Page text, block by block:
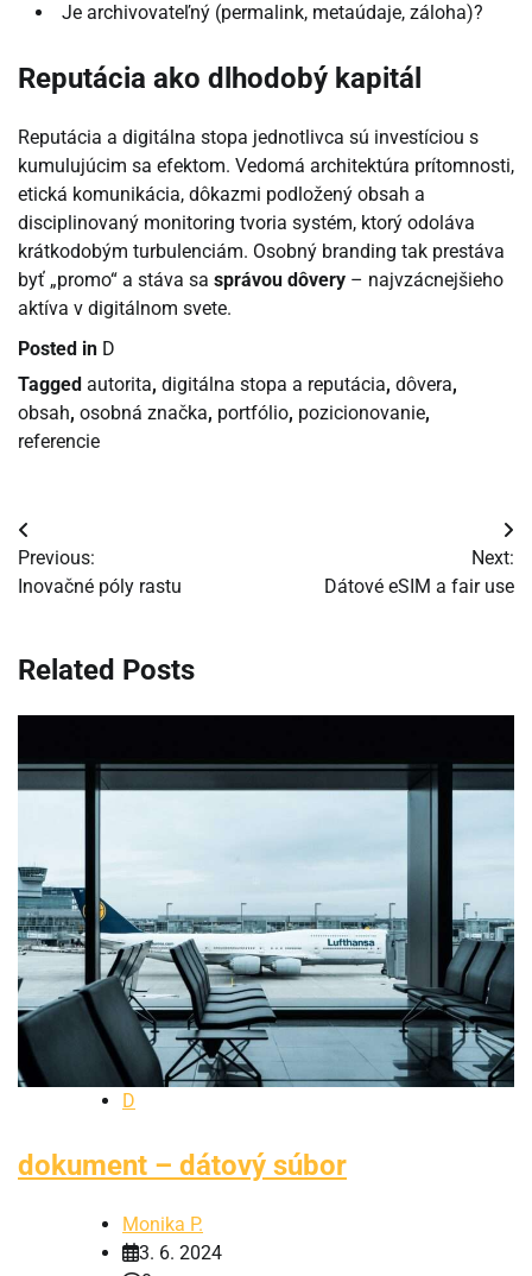
Je archivovateľný (permalink, metaúdaje, záloha)?
Reputácia ako dlhodobý kapitál
Reputácia a digitálna stopa jednotlivca sú investíciou s
kumulujúcim sa efektom. Vedomá architektúra prítomnosti,
etická komunikácia, dôkazmi podložený obsah a
disciplinovaný monitoring tvoria systém, ktorý odoláva
krátkodobým turbulenciám. Osobný branding tak prestáva
byť „promo“ a stáva sa správou dôvery – najvzácnejšieho
aktíva v digitálnom svete.
Posted in D
Tagged autorita, digitálna stopa a reputácia, dôvera,
obsah, osobná značka, portfólio, pozicionovanie,
referencie
Navigácia
v
Previous:
Inovačné póly rastu
Next:
Dátové eSIM a fair use
Related Posts
D
dokument – dátový súbor
Monika P.
3. 6. 2024